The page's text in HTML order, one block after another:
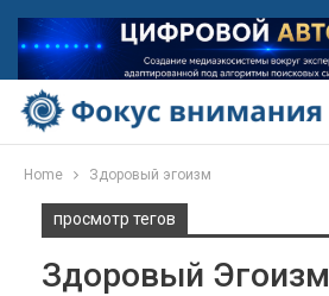
Home Здоровый эгоизм
просмотр тегов
Здоровый Эгоизм